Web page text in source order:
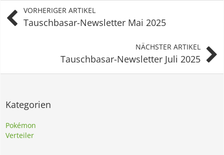
VORHERIGER ARTIKEL
Tauschbasar-Newsletter Mai 2025
NÄCHSTER ARTIKEL
Tauschbasar-Newsletter Juli 2025
Kategorien
Pokémon
Verteiler